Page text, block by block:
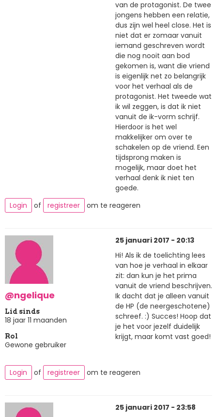
van de protagonist. De twee
jongens hebben een relatie,
dus zijn wel heel close. Het is
niet dat er zomaar vanuit
iemand geschreven wordt
die nog nooit aan bod
gekomen is, want die vriend
is eigenlijk net zo belangrijk
voor het verhaal als de
protagonist. Het tweede wat
ik wil zeggen, is dat ik niet
vanuit de ik-vorm schrijf.
Hierdoor is het wel
makkelijker om over te
schakelen op de vriend. Een
tijdsprong maken is
mogelijk, maar doet het
verhaal denk ik niet ten
goede.
Login
of registreer om te reageren
@ngelique
Lid sinds
18 jaar 11 maanden
Rol
Gewone gebruiker
25 januari 2017 - 20:13
Hi! Als ik de toelichting lees
van hoe je verhaal in elkaar
zit: dan kun je het prima
vanuit de vriend beschrijven.
Ik dacht dat je alleen vanuit
de HP (de neergeschotene)
schreef. :) Succes! Hoop dat
je het voor jezelf duidelijk
krijgt, maar komt vast goed!
Login of registreer om te reageren
25 januari 2017 - 23:58